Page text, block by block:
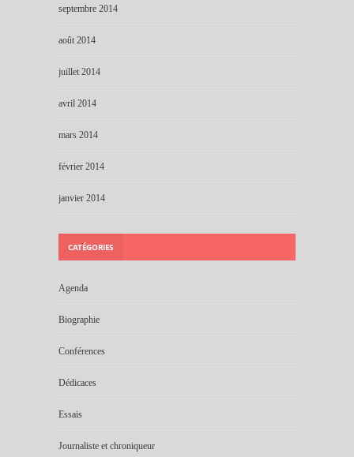
septembre 2014
août 2014
juillet 2014
avril 2014
mars 2014
février 2014
janvier 2014
CATÉGORIES
Agenda
Biographie
Conférences
Dédicaces
Essais
Journaliste et chroniqueur